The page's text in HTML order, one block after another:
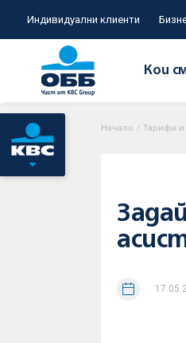
Индивидуални клиенти
Кои
Начало / Тарифи и